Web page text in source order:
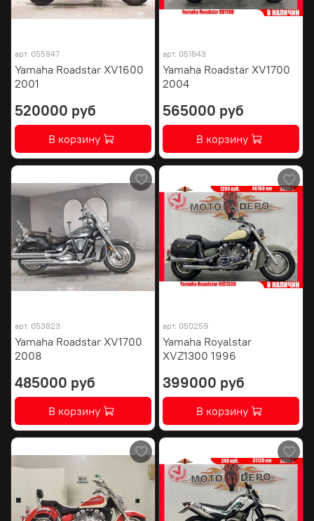
арт. 055947
Yamaha Roadstar XV1600
2001
520000 руб
В корзину
арт. 051843
Yamaha Roadstar XV1700
2004
565000 руб
В корзину
арт. 053823
Yamaha Roadstar XV1700
2008
485000 руб
В корзину
арт. 050259
Yamaha Royalstar
XVZ1300 1996
399000 руб
В корзину